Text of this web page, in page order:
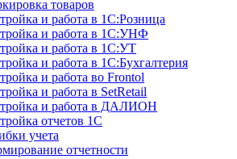
товаров
и работа в 1С:Розница
и работа в 1С:УНФ
и работа в 1С:УТ
и работа в 1С:Бухгалтерия
и работа во Frontol
и работа в SetRetail
и работа в ДАЛИОН
отчетов 1С
учета
отчетности